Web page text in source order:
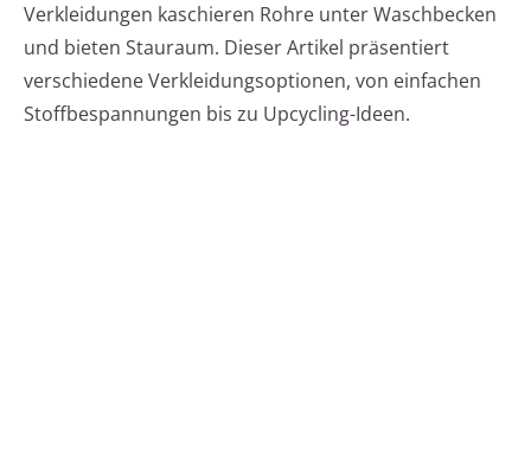
Verkleidungen kaschieren Rohre unter Waschbecken
und bieten Stauraum. Dieser Artikel präsentiert
verschiedene Verkleidungsoptionen, von einfachen
Stoffbespannungen bis zu Upcycling-Ideen.